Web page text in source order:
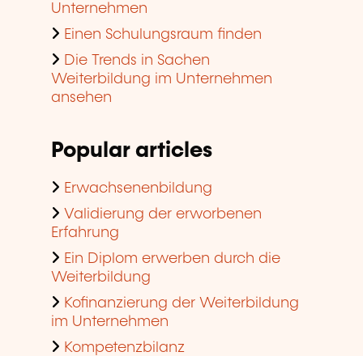
Unternehmen
Einen Schulungsraum finden
Die Trends in Sachen
Weiterbildung im Unternehmen
ansehen
Popular articles
Erwachsenenbildung
Validierung der erworbenen
Erfahrung
Ein Diplom erwerben durch die
Weiterbildung
Kofinanzierung der Weiterbildung
im Unternehmen
Kompetenzbilanz